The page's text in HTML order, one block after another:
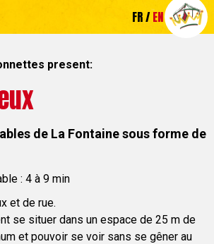
content of the page
FR EN
present:
de La Fontaine sous forme de
: 4 à 9 min
et de rue.
se situer dans un espace de 25 m de
et pouvoir se voir sans se gêner au